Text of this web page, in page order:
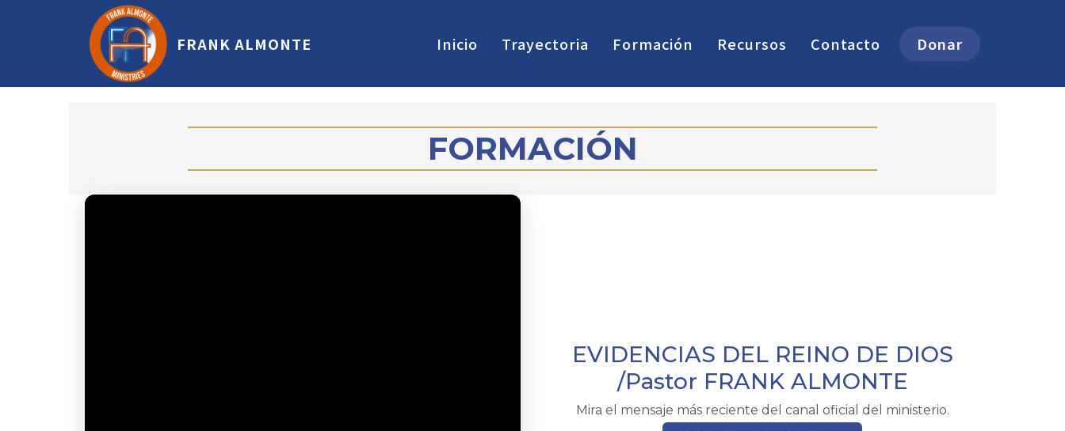
FRANK ALMONTE Inicio Trayectoria Formación Recursos Contacto Donar
FORMACIÓN
EVIDENCIAS DEL REINO DE DIOS
/Pastor FRANK ALMONTE
Mira el mensaje más reciente del canal oficial del ministerio.